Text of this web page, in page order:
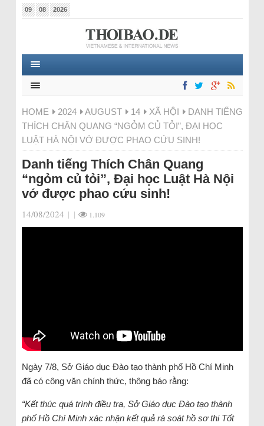
09 08 2026
HOME 2024 AUGUST 14 XÃ HỘI
DANH TIẾNG
THÍCH CHÂN QUANG “NGỎM CỦ TỎI”, ĐẠI HỌC
LUẬT HÀ NỘI VỚ ĐƯỢC PHAO CỨU SINH!
Danh tiếng Thích Chân Quang
“ngỏm củ tỏi”, Đại học Luật Hà Nội
vớ được phao cứu sinh!
14/08/2024 | | 1.109
Ngày 7/8, Sở Giáo dục Đào tạo thành phố Hồ Chí Minh
đã có công văn chính thức, thông báo rằng:
“Kết thúc quá trình điều tra, Sở Giáo dục Đào tạo thành
phố Hồ Chí Minh xác nhận kết quả rà soát hồ sơ thi Tốt